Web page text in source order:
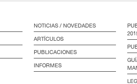
NOTICIAS / NOVEDADES
ARTÍCULOS
PUBLICACIONES
INFORMES